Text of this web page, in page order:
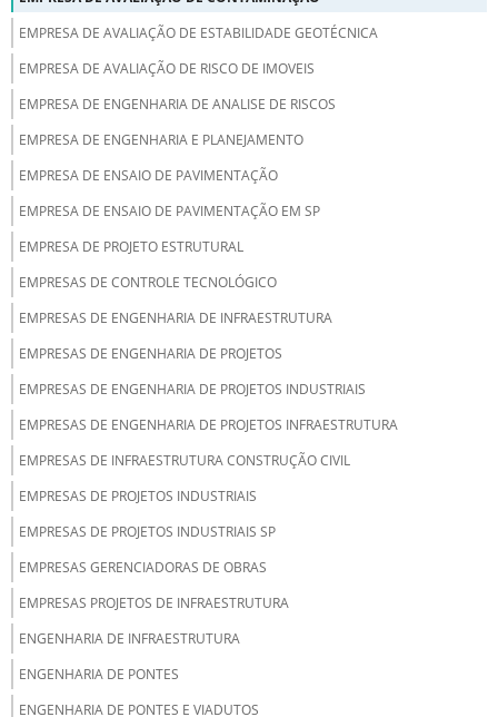
EMPRESA DE AVALIAÇÃO DE ESTABILIDADE GEOTÉCNICA
EMPRESA DE AVALIAÇÃO DE RISCO DE IMOVEIS
EMPRESA DE ENGENHARIA DE ANALISE DE RISCOS
EMPRESA DE ENGENHARIA E PLANEJAMENTO
EMPRESA DE ENSAIO DE PAVIMENTAÇÃO
EMPRESA DE ENSAIO DE PAVIMENTAÇÃO EM SP
EMPRESA DE PROJETO ESTRUTURAL
EMPRESAS DE CONTROLE TECNOLÓGICO
EMPRESAS DE ENGENHARIA DE INFRAESTRUTURA
EMPRESAS DE ENGENHARIA DE PROJETOS
EMPRESAS DE ENGENHARIA DE PROJETOS INDUSTRIAIS
EMPRESAS DE ENGENHARIA DE PROJETOS INFRAESTRUTURA
EMPRESAS DE INFRAESTRUTURA CONSTRUÇÃO CIVIL
EMPRESAS DE PROJETOS INDUSTRIAIS
EMPRESAS DE PROJETOS INDUSTRIAIS SP
EMPRESAS GERENCIADORAS DE OBRAS
EMPRESAS PROJETOS DE INFRAESTRUTURA
ENGENHARIA DE INFRAESTRUTURA
ENGENHARIA DE PONTES
ENGENHARIA DE PONTES E VIADUTOS